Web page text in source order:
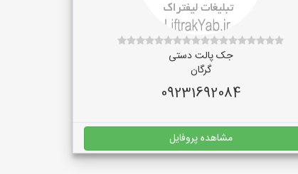
جک پالت دستی
گرگان
09231692084
مشاهده پروفایل